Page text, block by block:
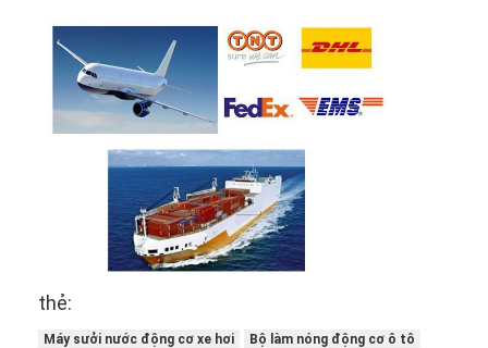
thẻ:
Máy sưởi nước động cơ xe hơi
Bộ làm nóng động cơ ô tô